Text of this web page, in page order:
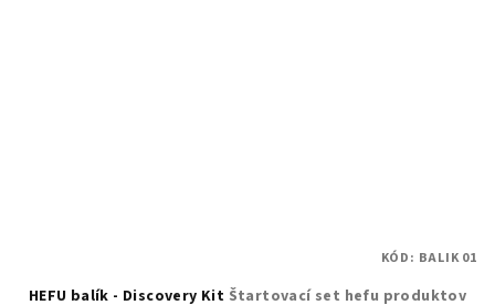
HEFU balík - Discovery Kit Štartovací set hefu produktov
KÓD: BALIK 01